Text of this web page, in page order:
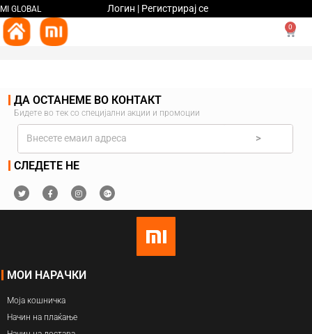
MI GLOBAL Логин | Регистрирај се
0
ДА ОСТАНЕМЕ ВО КОНТАКТ
Бидете во тек со специјални акции и промоции
>
СЛЕДЕТЕ НЕ
МОИ НАРАЧКИ
Моја кошничка
Начин на плаќање